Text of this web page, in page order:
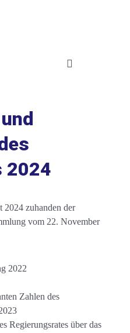
Toggle
Suche
2024
2024 zuhanden der
vom 22. November
2022
Zahlen des
Regierungsrates über das